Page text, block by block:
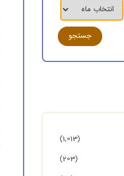
(1,013)
(203)